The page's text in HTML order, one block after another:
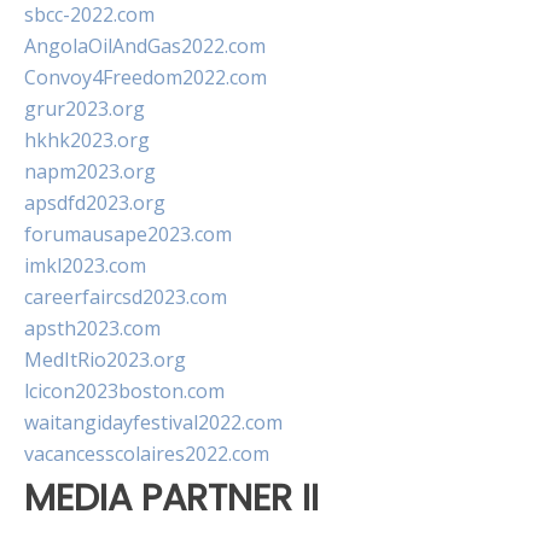
sbcc-2022.com
AngolaOilAndGas2022.com
Convoy4Freedom2022.com
grur2023.org
hkhk2023.org
napm2023.org
apsdfd2023.org
forumausape2023.com
imkl2023.com
careerfaircsd2023.com
apsth2023.com
MedItRio2023.org
lcicon2023boston.com
waitangidayfestival2022.com
vacancesscolaires2022.com
MEDIA PARTNER II